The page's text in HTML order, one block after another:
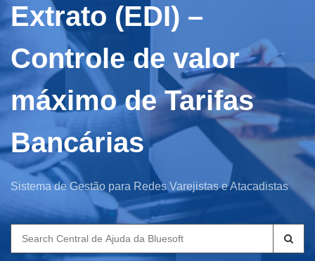
Extrato (EDI) –
Controle de valor
máximo de Tarifas
Bancárias
Sistema de Gestão para Redes Varejistas e Atacadistas
Search
for: